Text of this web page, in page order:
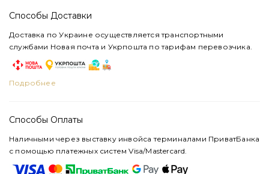
Способы Доставки
Доставка по Украине осуществляется транспортными
службами Новая почта и Укрпошта по тарифам перевозчика.
Подробнее
Способы Оплаты
Наличными через выставку инвойса терминалами ПриватБанка
с помощью платежных систем Visa/Mastercard.